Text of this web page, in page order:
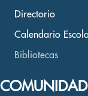
Directorio
Calendario
Bibliotecas